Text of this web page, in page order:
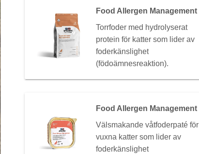
Food Allergen Management
Torrfoder med hydrolyserat
protein för katter som lider av
foderkänslighet
(födoämnesreaktion).
Food Allergen Management
Välsmakande våtfoderpaté för
vuxna katter som lider av
foderkänslighet